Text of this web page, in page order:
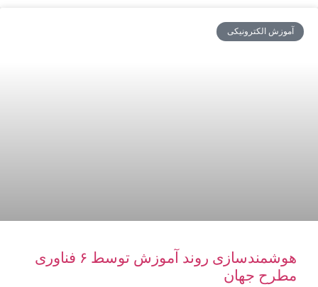
آموزش الکترونیکی
هوشمندسازی روند آموزش توسط ۶ فناوری
مطرح جهان